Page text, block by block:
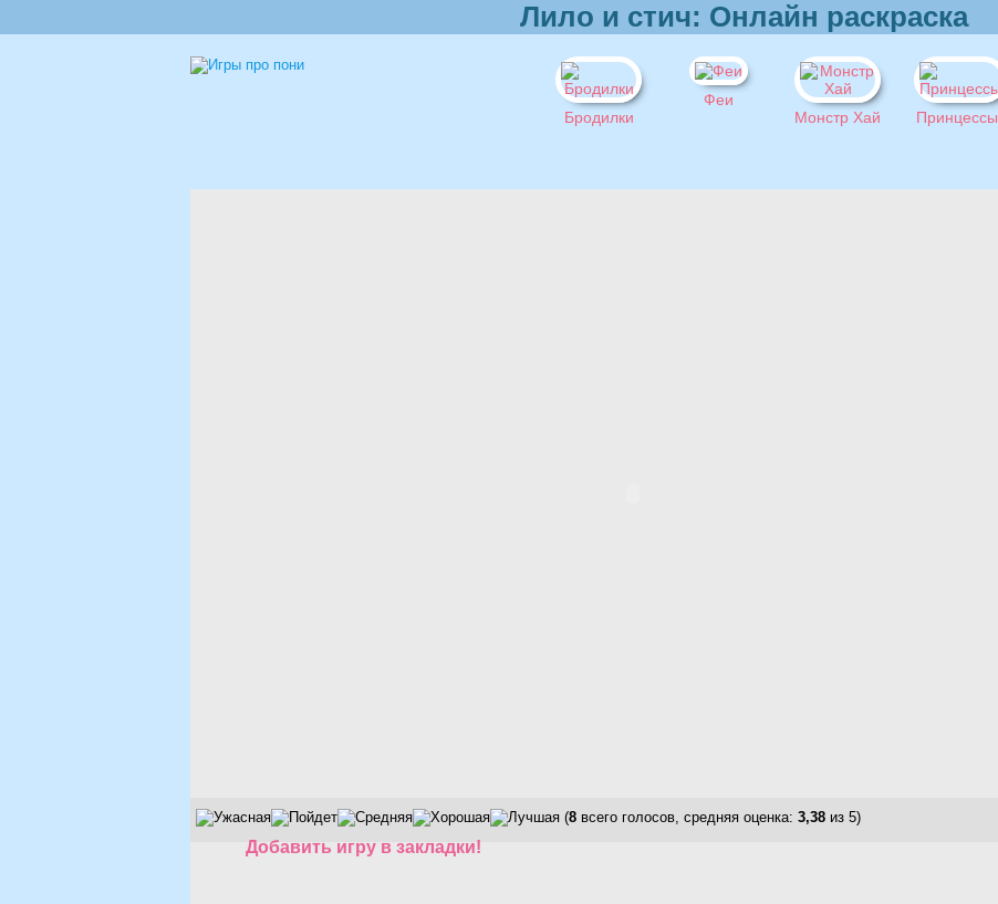
Лило и стич: Онлайн раскраска
Бродилки
Феи
Монстр Хай
Принцессы
(8 всего голосов, средняя оценка: 3,38 из 5)
Добавить игру в закладки!